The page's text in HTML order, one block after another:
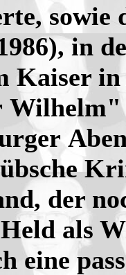
in
Kaiser
der
als
eine